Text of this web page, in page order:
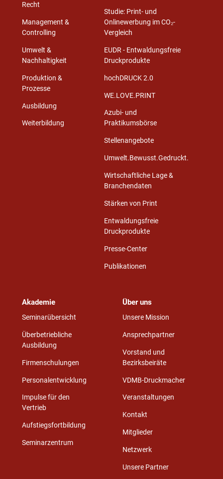
Recht
Management &
Controlling
Umwelt &
Nachhaltigkeit
Produktion &
Prozesse
Ausbildung
Weiterbildung
Studie: Print- und
Onlinewerbung im CO₂-
Vergleich
EUDR - Entwaldungsfreie
Druckprodukte
hochDRUCK 2.0
WE.LOVE.PRINT
Azubi- und
Praktikumsbörse
Stellenangebote
Umwelt.Bewusst.Gedruckt.
Wirtschaftliche Lage &
Branchendaten
Stärken von Print
Entwaldungsfreie
Druckprodukte
Presse-Center
Publikationen
Akademie
Seminarübersicht
Überbetriebliche
Ausbildung
Firmenschulungen
Personalentwicklung
Impulse für den
Vertrieb
Aufstiegsfortbildung
Seminarzentrum
Über uns
Unsere Mission
Ansprechpartner
Vorstand und
Bezirksbeiräte
VDMB-Druckmacher
Veranstaltungen
Kontakt
Mitglieder
Netzwerk
Unsere Partner